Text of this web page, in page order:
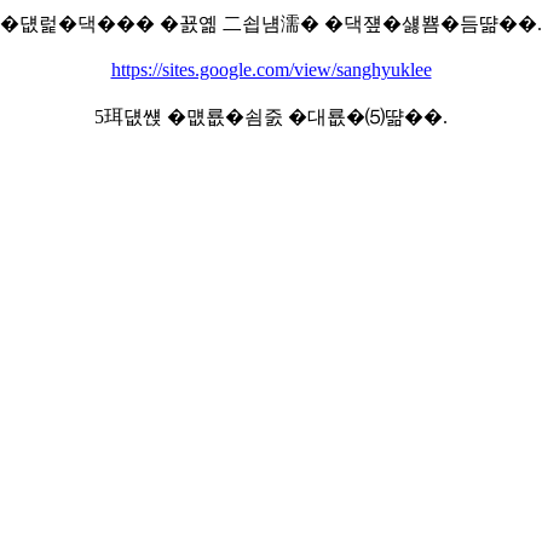
�덊럹�댁��� �꾨옒 二쇱냼濡� �댁쟾�섏뿀�듬땲��.
https://sites.google.com/view/sanghyuklee
5珥덊썑 �먮룞�쇰줈 �대룞�⑸땲��.